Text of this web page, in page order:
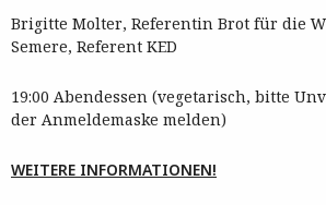
Brigitte Molter, Referentin Brot für die
Semere, Referent KED
19:00 Abendessen (vegetarisch, bitte
der Anmeldemaske melden)
WEITERE INFORMATIONEN!